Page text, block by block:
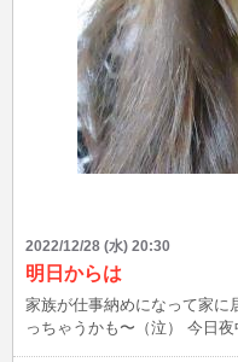
2022/12/28 (水) 20:30
明日からは
家族が仕事納めになって家に
っちゃうかも〜（泣） 今日